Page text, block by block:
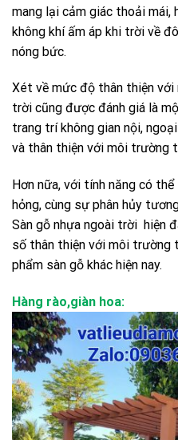
mang lại cảm giác thoải mái,
không khí ấm áp khi trời về
nóng bức.
Xét về mức độ thân thiện
trời cũng được đánh giá là
trang trí không gian nội,
và thân thiện với môi trường
Hơn nữa, với tính năng có
hỏng, cùng sự phân hủy
Sàn gỗ nhựa ngoài trời hiện
số thân thiện với môi trường
phẩm sàn gỗ khác hiện nay.
Hàng rào,giàn hoa: